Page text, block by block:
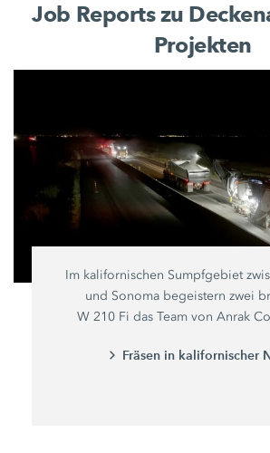
Job Reports zu
Projekten
Im kalifornischen Sumpfgebiet
und Sonoma begeistern zwei
W 210 Fi das Team vonAnrak
Fräsen in kalifornischer